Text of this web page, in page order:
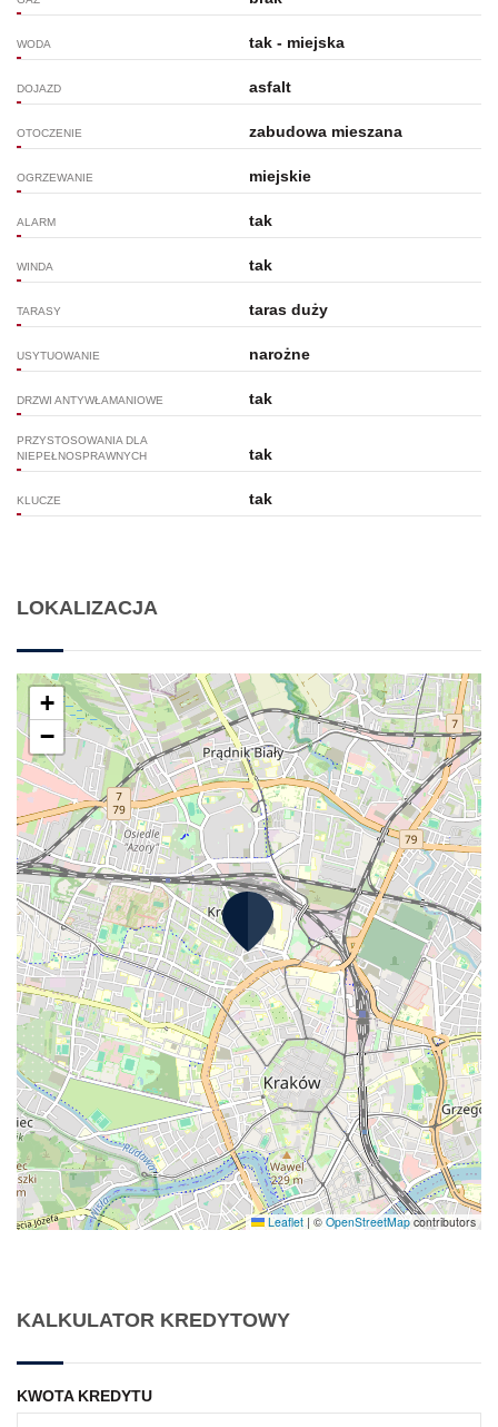
WODA tak - miejska
DOJAZD asfalt
OTOCZENIE zabudowa mieszana
OGRZEWANIE miejskie
ALARM tak
WINDA tak
TARASY taras duży
USYTUOWANIE narożne
DRZWI ANTYWŁAMANIOWE tak
PRZYSTOSOWANIA DLA
NIEPEŁNOSPRAWNYCH
tak
KLUCZE tak
LOKALIZACJA
+
−
Leaflet | © OpenStreetMap contributors
KALKULATOR KREDYTOWY
KWOTA KREDYTU